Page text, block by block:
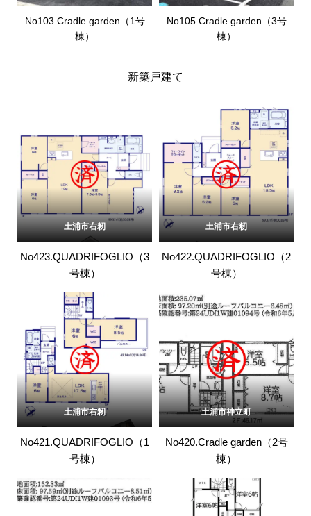
No103.Cradle garden（1号
棟）
No105.Cradle garden（3号
棟）
新築戸建て
土浦市右籾
No423.QUADRIFOGLIO（3
号棟）
土浦市右籾
No422.QUADRIFOGLIO（2
号棟）
土浦市右籾
No421.QUADRIFOGLIO（1
号棟）
土浦市神立町
No420.Cradle garden（2号
棟）